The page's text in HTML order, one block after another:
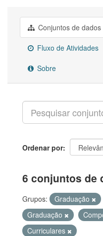
Conjuntos de dados
Fluxo de Atividades
Sobre
Ordenar por
6 conjuntos de
Grupos: Graduação
Graduação
Curriculares